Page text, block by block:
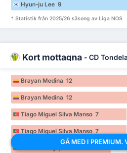
Hyun-ju Lee 9
* Statistik från 2025/26 säsong av Liga NOS
Kort mottagna - CD
Brayan Medina 12
Brayan Medina 12
Tiago Miguel Silva Manso 7
Tiago Miguel Silva Manso 7
GÅ MED I PREMIUM.